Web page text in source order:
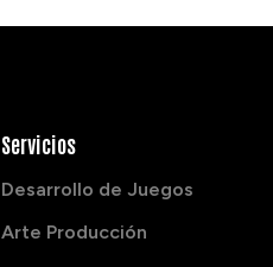
Servicios
Desarrollo de Juegos
Arte Producción